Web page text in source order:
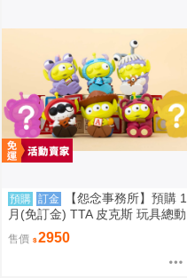
預購 訂金
【怨念事務所】預購 1
月(免訂金) TTA 皮克斯 玩具總動
員 三眼怪 PERIHAPI! 靠肩小公仔
集 中盒 0829
售價 2950